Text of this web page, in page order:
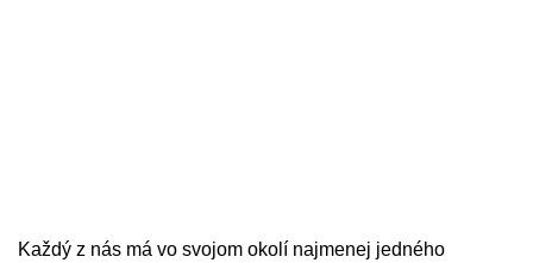
Každý z nás má vo svojom okolí najmenej jedného